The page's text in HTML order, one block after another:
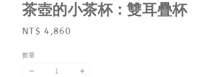
茶壺的小茶杯 : 雙耳疊杯
Regular
NT$ 4,860
數量